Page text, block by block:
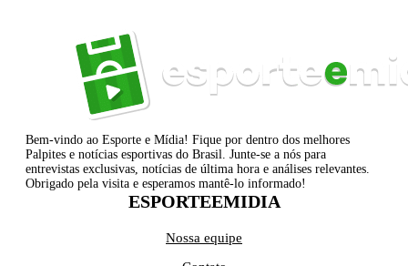
Bem-vindo ao Esporte e Mídia! Fique por dentro dos melhores
Palpites e notícias esportivas do Brasil. Junte-se a nós para
entrevistas exclusivas, notícias de última hora e análises relevantes.
Obrigado pela visita e esperamos mantê-lo informado!
ESPORTEEMIDIA
Nossa equipe